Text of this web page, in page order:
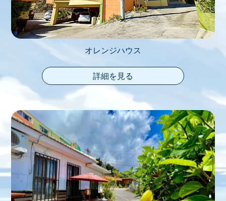
オレンジハウス
詳細を見る